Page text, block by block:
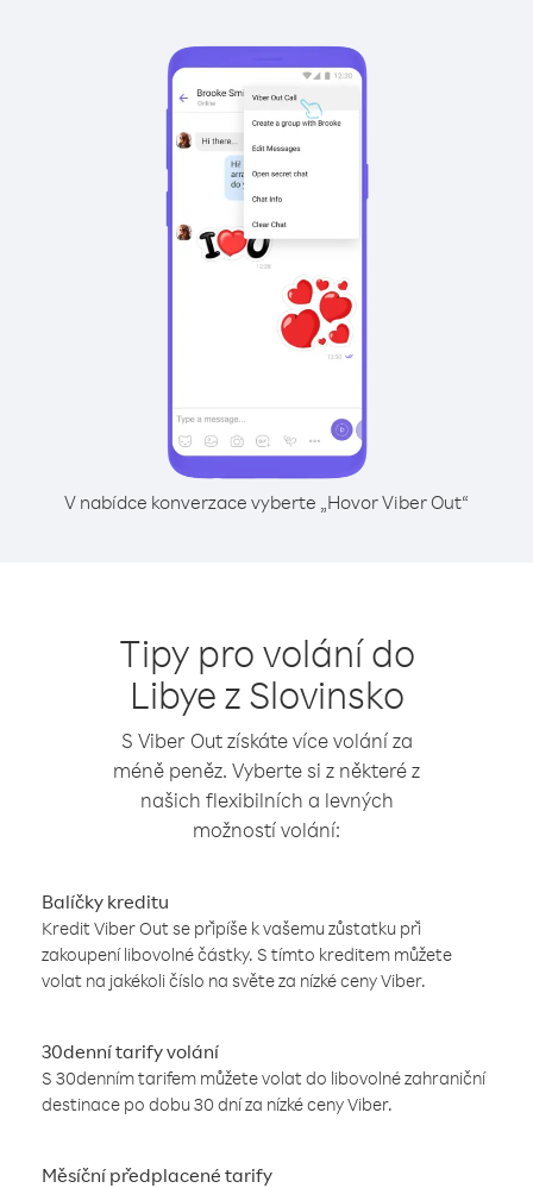
V nabídce konverzace vyberte „Hovor Viber Out“
Tipy pro volání do
Libye z Slovinsko
S Viber Out získáte více volání za
méně peněz. Vyberte si z některé z
našich flexibilních a levných
možností volání:
Balíčky kreditu
Kredit Viber Out se připíše k vašemu zůstatku při
zakoupení libovolné částky. S tímto kreditem můžete
volat na jakékoli číslo na světe za nízké ceny Viber.
30denní tarify volání
S 30denním tarifem můžete volat do libovolné zahraniční
destinace po dobu 30 dní za nízké ceny Viber.
Měsíční předplacené tarify